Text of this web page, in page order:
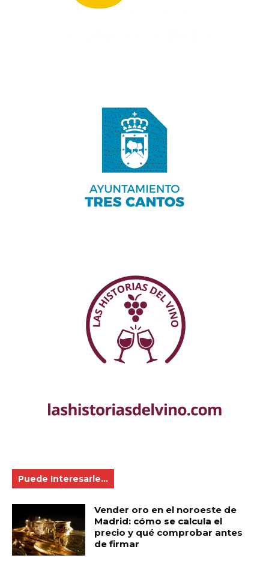
Puede Interesarle...
Vender oro en el noroeste de
Madrid: cómo se calcula el
precio y qué comprobar antes
de firmar